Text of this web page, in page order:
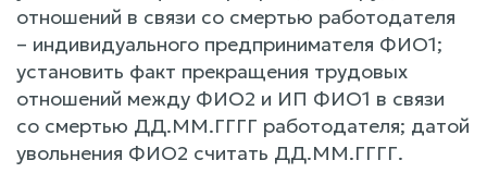
отношений в связи со смертью работодателя
– индивидуального предпринимателя ФИО1;
установить факт прекращения трудовых
отношений между ФИО2 и ИП ФИО1 в связи
со смертью ДД.ММ.ГГГГ работодателя; датой
увольнения ФИО2 считать ДД.ММ.ГГГГ.